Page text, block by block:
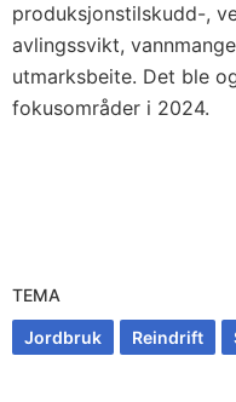
produksjonstilskudd-,
avlingssvikt,
utmarksbeite. Det ble
fokusområder i 2024.
TEMA
Jordbruk Reindrift